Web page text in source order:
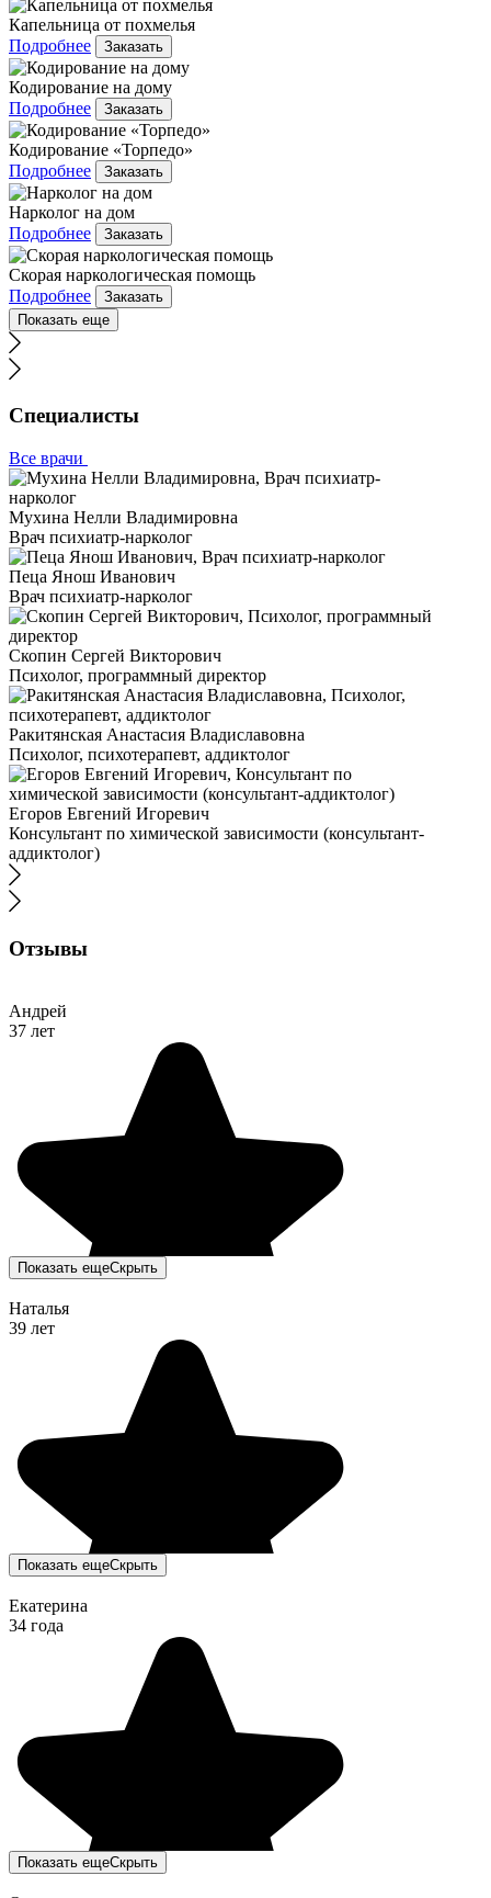
Капельница от похмелья
Подробнее
Заказать
Кодирование на дому
Подробнее
Заказать
Кодирование «Торпедо»
Подробнее
Заказать
Нарколог на дом
Подробнее
Заказать
Скорая наркологическая помощь
Подробнее
Заказать
Показать еще
Специалисты
Все врачи
Мухина Нелли Владимировна
Врач психиатр-нарколог
Пеца Янош Иванович
Врач психиатр-нарколог
Скопин Сергей Викторович
Психолог, программный директор
Ракитянская Анастасия Владиславовна
Психолог, психотерапевт, аддиктолог
Егоров Евгений Игоревич
Консультант по химической зависимости (консультант-
аддиктолог)
Отзывы
Андрей
37 лет
Показать ещеСкрыть
Наталья
39 лет
Показать ещеСкрыть
Екатерина
34 года
Показать ещеСкрыть